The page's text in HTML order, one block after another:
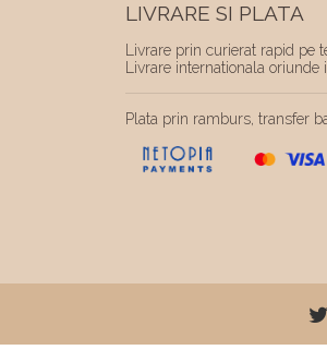
LIVRARE SI PLATA
Livrare prin curierat rapid pe
Livrare internationala oriunde
Plata prin ramburs, transfer